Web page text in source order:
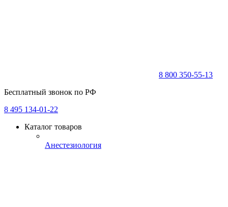
8 800 350-55-13
Бесплатный звонок по РФ
8 495 134-01-22
Каталог товаров
Анестезиология